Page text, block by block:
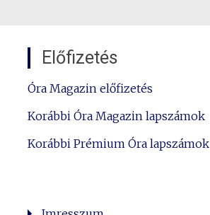
Előfizetés
Óra Magazin előfizetés
Korábbi Óra Magazin lapszámok
Korábbi Prémium Óra lapszámok